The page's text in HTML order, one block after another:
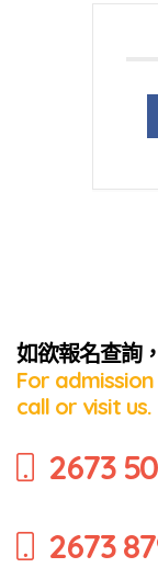
如欲報名查詢
For
call or visit us.
2673
2673
養幼兒